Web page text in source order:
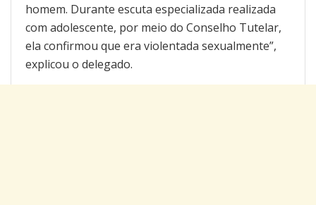
homem. Durante escuta especializada realizada
com adolescente, por meio do Conselho Tutelar,
ela confirmou que era violentada sexualmente”,
explicou o delegado.